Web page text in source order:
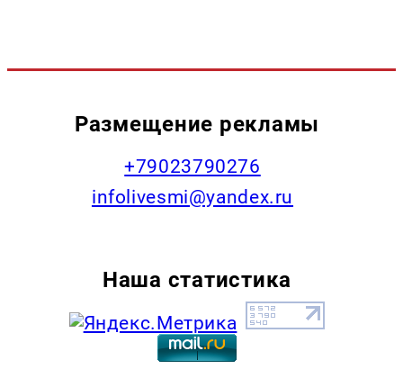
Размещение рекламы
+79023790276
infolivesmi@yandex.ru
Наша статистика